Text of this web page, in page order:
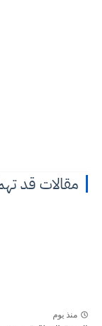
مقالات قد
منذ يوم